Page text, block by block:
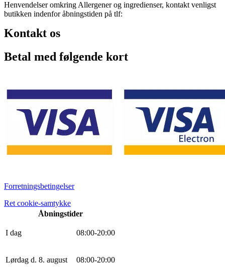
Henvendelser omkring Allergener og ingredienser, kontakt venligst
butikken indenfor åbningstiden på tlf:
Kontakt os
Betal med følgende kort
Forretningsbetingelser
Ret cookie-samtykke
Åbningstider
I dag 08:00-20:00
Lørdag d. 8. august 08:00-20:00